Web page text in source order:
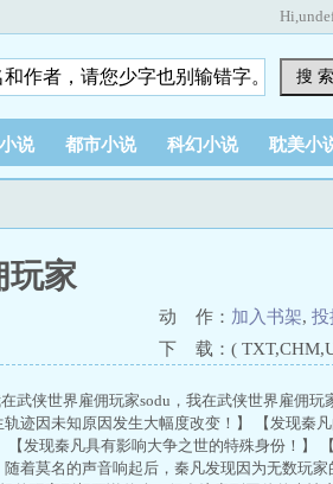
Hi,
搜 索
说 都市小说 科幻小说 耽美小
玩家
动 作： 加入书架, 投
下 载：(
武侠世界雇佣玩家sodu，我在武侠世界雇佣
迹因未知原因发生大幅度改变！】 【发现秦
发现秦凡具有影响大争之世的特殊身份！】
着莫名的声音响起后，秦凡发现因为无数玩